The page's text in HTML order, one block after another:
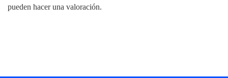
pueden hacer una valoración.